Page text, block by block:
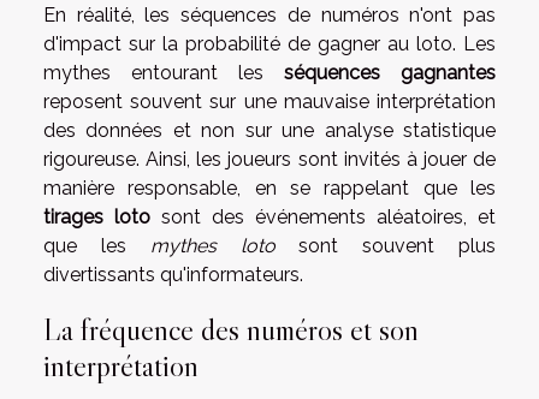
En réalité, les séquences de numéros n'ont pas
d'impact sur la probabilité de gagner au loto. Les
mythes entourant les séquences gagnantes
reposent souvent sur une mauvaise interprétation
des données et non sur une analyse statistique
rigoureuse. Ainsi, les joueurs sont invités à jouer de
manière responsable, en se rappelant que les
tirages loto sont des événements aléatoires, et
que les mythes lotosont souvent plus
divertissants qu'informateurs.
La fréquence des numéros et son
interprétation